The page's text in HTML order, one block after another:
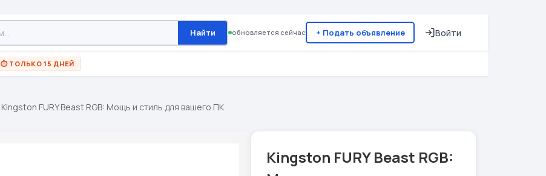
Найти обновляется сейчас + Подать объявление Войти
⏱ ТОЛЬКО 15 ДНЕЙ
Kingston FURY Beast RGB: Мощь и стиль для вашего ПК
Kingston FURY Beast RGB: